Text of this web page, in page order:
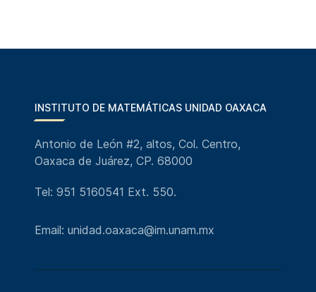
INSTITUTO DE MATEMÁTICAS UNIDAD OAXACA
Antonio de León #2, altos, Col. Centro,
Oaxaca de Juárez, CP. 68000
Tel: 951 5160541 Ext. 550.
Email: unidad.oaxaca@im.unam.mx